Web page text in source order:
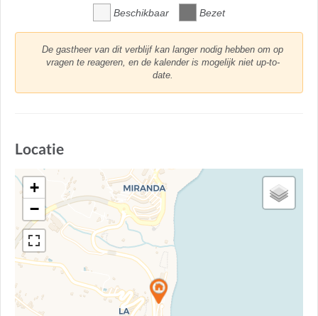
Beschikbaar Bezet
De gastheer van dit verblijf kan langer nodig hebben om op
vragen te reageren, en de kalender is mogelijk niet up-to-
date.
Locatie
+
−